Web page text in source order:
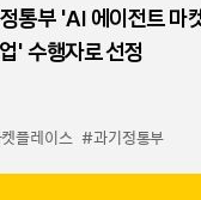
통부 ‘AI 에이전트 마
’ 수행자로 선정
플레이스 #과기정통부